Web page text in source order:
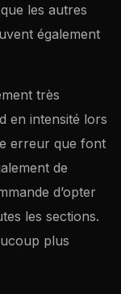
les autres
également
très
en intensité lors
erreur que font
de
d’opter
les sections.
plus